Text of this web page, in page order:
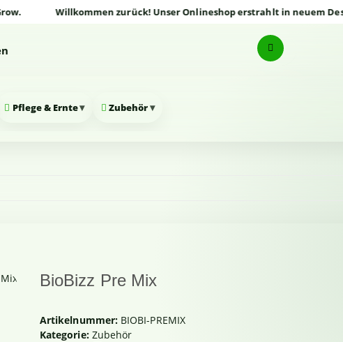
Willkommen zurück! Unser Onlineshop erstrahlt in neuem
Pflege & Ernte▾ Zubehör▾
BioBizz Pre Mix
Artikelnummer: BIOBI-PREMIX
Kategorie: Zubehör